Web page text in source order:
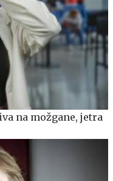
na možgane, jetra